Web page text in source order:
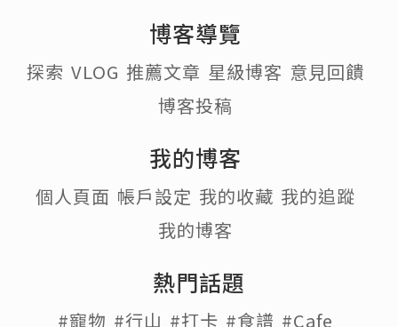
博客導覽
探索 VLOG 推薦文章 星級博客 意見回饋
博客投稿
我的博客
個人頁面 帳戶設定 我的收藏 我的追蹤
我的博客
熱門話題
#寵物 #行山 #打卡 #食譜 #Cafe